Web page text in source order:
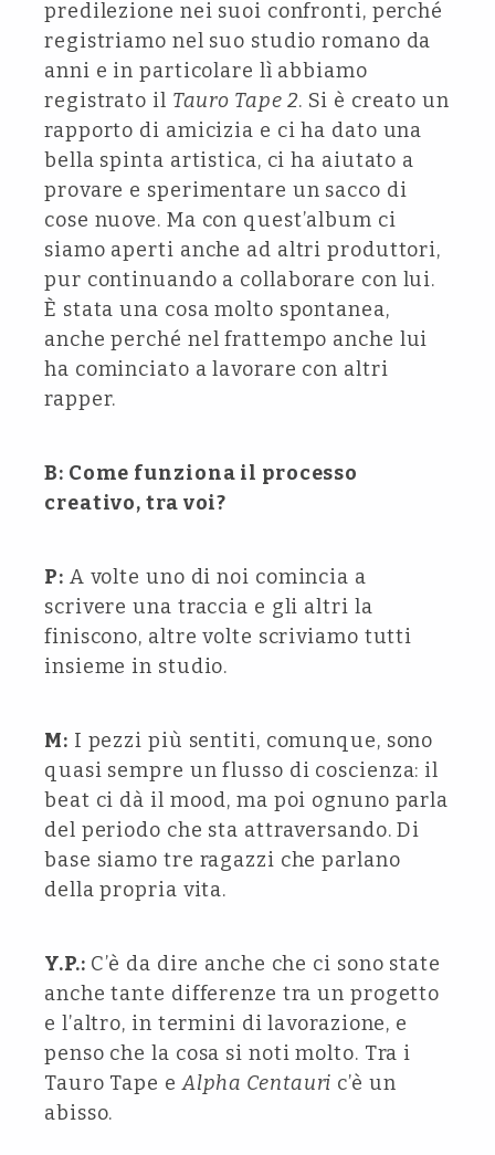
predilezione nei suoi confronti, perché
registriamo nel suo studio romano da
anni e in particolare lì abbiamo
registrato il Tauro Tape 2. Si è creato un
rapporto di amicizia e ci ha dato una
bella spinta artistica, ci ha aiutato a
provare e sperimentare un sacco di
cose nuove. Ma con quest’album ci
siamo aperti anche ad altri produttori,
pur continuando a collaborare con lui.
È stata una cosa molto spontanea,
anche perché nel frattempo anche lui
ha cominciato a lavorare con altri
rapper.
B: Come funziona il processo
creativo, tra voi?
P: A volte uno di noi comincia a
scrivere una traccia e gli altri la
finiscono, altre volte scriviamo tutti
insieme in studio.
M: I pezzi più sentiti, comunque, sono
quasi sempre un flusso di coscienza: il
beat ci dà il mood, ma poi ognuno parla
del periodo che sta attraversando. Di
base siamo tre ragazzi che parlano
della propria vita.
Y.P.: C’è da dire anche che ci sono state
anche tante differenze tra un progetto
e l’altro, in termini di lavorazione, e
penso che la cosa si noti molto. Tra i
Tauro Tape eAlpha Centauri c’è un
abisso.